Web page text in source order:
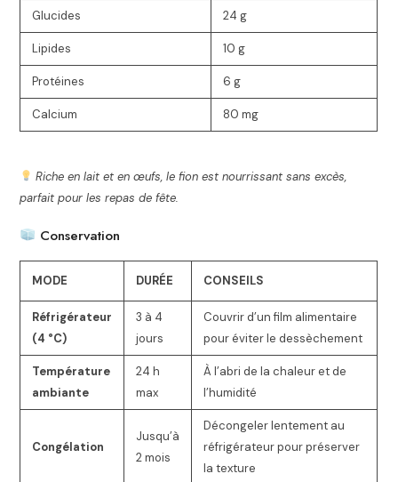
Glucides 24 g
Lipides 10 g
Protéines 6 g
Calcium 80 mg
Riche en lait et en œufs, le fion est nourrissant sans excès,
parfait pour les repas de fête.
Conservation
MODE DURÉE CONSEILS
Réfrigérateur
(4 °C)
3 à 4
jours
Couvrir d’un film alimentaire
pour éviter le dessèchement
Température
ambiante
24 h
max
À l’abri de la chaleur et de
l’humidité
Congélation
Jusqu’à
2 mois
Décongeler lentement au
réfrigérateur pour préserver
la texture